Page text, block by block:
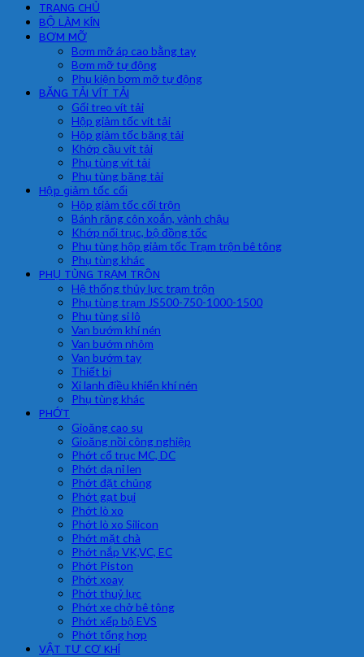
TRANG CHỦ
BỘ LÀM KÍN
BƠM MỠ
Bơm mỡ áp cao bằng tay
Bơm mỡ tự động
Phụ kiện bơm mỡ tự động
BĂNG TẢI VÍT TẢI
Gối treo vít tải
Hộp giảm tốc vít tải
Hộp giảm tốc băng tải
Khớp cầu vít tải
Phụ tùng vít tải
Phụ tùng băng tải
Hộp giảm tốc cối
Hộp giảm tốc cối trộn
Bánh răng côn xoắn, vành chậu
Khớp nối trục, bộ đồng tốc
Phụ tùng hộp giảm tốc Trạm trộn bê tông
Phụ tùng khác
PHỤ TÙNG TRẠM TRÔN
Hệ thống thủy lực trạm trộn
Phụ tùng trạm JS500-750-1000-1500
Phụ tùng si lô
Van bướm khí nén
Van bướm nhôm
Van bướm tay
Thiết bị
Xi lanh điều khiển khí nén
Phụ tùng khác
PHỚT
Gioăng cao su
Gioăng nồi công nghiệp
Phớt cổ trục MC, DC
Phớt dạ nỉ len
Phớt đặt chủng
Phớt gạt bụi
Phớt lò xo
Phớt lò xo Silicon
Phớt mặt chà
Phớt nắp VK,VC, EC
Phớt Piston
Phớt xoay
Phớt thuỷ lực
Phớt xe chở bê tông
Phớt xếp bộ EVS
Phớt tổng hợp
VẬT TƯ CƠ KHÍ